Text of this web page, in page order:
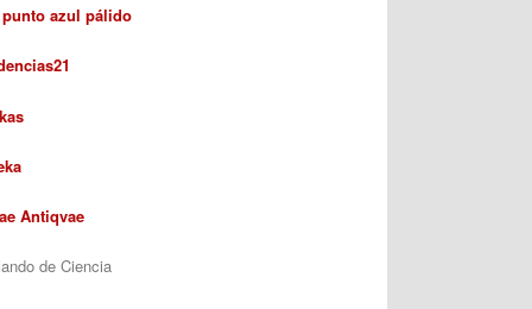
punto azul pálido
Antiqvae
de Ciencia